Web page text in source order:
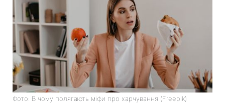
Фото: В чому полягають міфи про харчування (Freepik)